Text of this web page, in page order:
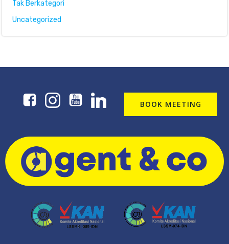
Tak Berkategori
Uncategorized
BOOK MEETING